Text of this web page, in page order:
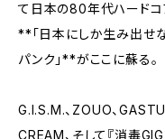
て日本の80年代ハードコ
**「日本にしか生み出せ
パンク」**がここに蘇る。
G.I.S.M.、ZOUO、
CREAM、そして『消毒